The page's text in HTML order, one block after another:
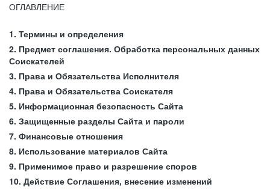
ОГЛАВЛЕНИЕ
1. Термины и определения
2. Предмет соглашения. Обработка персональных данных
Соискателей
3. Права и Обязательства Исполнителя
4. Права и Обязательства Соискателя
5. Информационная безопасность Сайта
6. Защищенные разделы Сайта и пароли
7. Финансовые отношения
8. Использование материалов Сайта
9. Применимое право и разрешение споров
10. Действие Соглашения, внесение изменений